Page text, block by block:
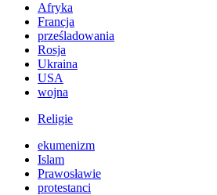
Afryka
Francja
prześladowania
Rosja
Ukraina
USA
wojna
Religie
ekumenizm
Islam
Prawosławie
protestanci